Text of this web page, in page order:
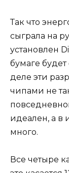
Так что
сыграла на
установлен
бумаге
деле эти
чипами не
идеален, а в
много.
Все четыре